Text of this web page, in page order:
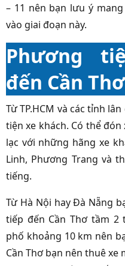
– 11 nên bạn lưu ý
vào giai đoạn này.
Phương
đến Cần Thơ
Từ TP.HCM và các tỉnh
tiện xe khách. Có thể đón
lạc với những hãng xe
Linh, Phương Trang và
tiếng.
Từ Hà Nội hay Đà Nẵng
tiếp đến Cần Thơ tầm 2
phố khoảng 10 km nên
Cần Thơ bạn nên thuê xe